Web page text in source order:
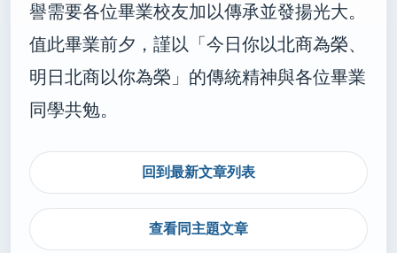
譽需要各位畢業校友加以傳承並發揚光大。
值此畢業前夕，謹以「今日你以北商為榮、
明日北商以你為榮」的傳統精神與各位畢業
同學共勉。
回到最新文章列表
查看同主題文章